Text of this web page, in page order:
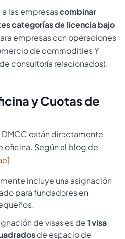
las empresascombinar
categorías de licencia bajo
empresas con operaciones
de commodities Y
consultoría relacionados).
y Cuotas de
DMCC están directamente
oficina. Según el blog de
incluye una asignación
para fundadores en
de visas es de1 visa
de espacio de